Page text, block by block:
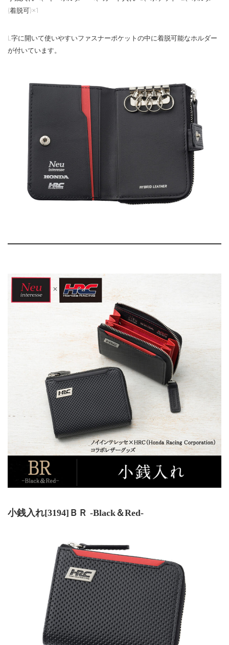
(着脱可)×1
L字に開いて使いやすいファスナーポケットの中に着脱可能なホルダー
が付いています。
小銭入れ[3194]ＢＲ -Black＆Red-